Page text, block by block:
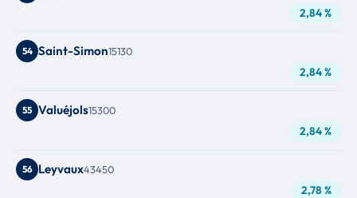
2,84 %
54 Saint-Simon15130
2,84 %
55 Valuéjols15300
2,84 %
56 Leyvaux43450
2,78 %